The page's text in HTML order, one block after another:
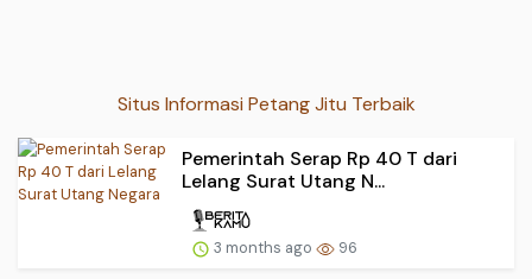
Situs Informasi Petang Jitu Terbaik
Pemerintah Serap Rp 40 T dari
Lelang Surat Utang N...
3 months ago 96